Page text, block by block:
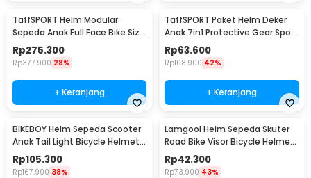
TaffSPORT Helm Modular
Sepeda Anak Full Face Bike Size
S - K20
Rp275.300
Rp377.900 28%
+ Keranjang
TaffSPORT Paket Helm Deker
Anak 7in1 Protective Gear Sport
Activity - K25
Rp63.600
Rp108.900 42%
+ Keranjang
BIKEBOY Helm Sepeda Scooter
Anak Tail Light Bicycle Helmet
14 Air Vent - K10
Rp105.300
Rp167.900 38%
Lamgool Helm Sepeda Skuter
Road Bike Visor Bicycle Helmet
4 Air Vent - U10
Rp42.300
Rp73.900 43%